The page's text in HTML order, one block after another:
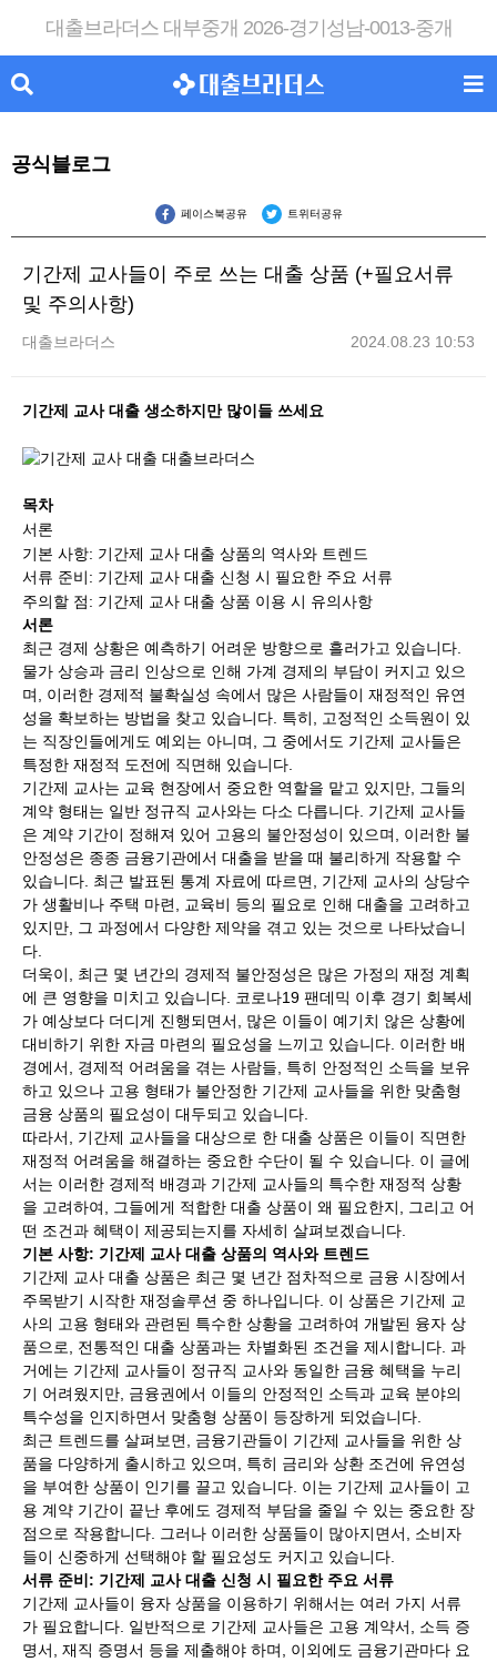
대출브라더스 대부중개 2026-경기성남-0013-중개
공식블로그
페이스북공유 트위터공유
기간제 교사들이 주로 쓰는 대출 상품 (+필요서류
및 주의사항)
대출브라더스 2024.08.23 10:53
기간제 교사 대출 생소하지만 많이들 쓰세요
목차
서론
기본 사항: 기간제 교사 대출 상품의 역사와 트렌드
서류 준비: 기간제 교사 대출 신청 시 필요한 주요 서류
주의할 점: 기간제 교사 대출 상품 이용 시 유의사항
서론
최근 경제 상황은 예측하기 어려운 방향으로 흘러가고 있습니다.
물가 상승과 금리 인상으로 인해 가계 경제의 부담이 커지고 있으
며, 이러한 경제적 불확실성 속에서 많은 사람들이 재정적인 유연
성을 확보하는 방법을 찾고 있습니다. 특히, 고정적인 소득원이 있
는 직장인들에게도 예외는 아니며, 그 중에서도 기간제 교사들은
특정한 재정적 도전에 직면해 있습니다.
기간제 교사는 교육 현장에서 중요한 역할을 맡고 있지만, 그들의
계약 형태는 일반 정규직 교사와는 다소 다릅니다. 기간제 교사들
은 계약 기간이 정해져 있어 고용의 불안정성이 있으며, 이러한 불
안정성은 종종 금융기관에서 대출을 받을 때 불리하게 작용할 수
있습니다. 최근 발표된 통계 자료에 따르면, 기간제 교사의 상당수
가 생활비나 주택 마련, 교육비 등의 필요로 인해 대출을 고려하고
있지만, 그 과정에서 다양한 제약을 겪고 있는 것으로 나타났습니
다.
더욱이, 최근 몇 년간의 경제적 불안정성은 많은 가정의 재정 계획
에 큰 영향을 미치고 있습니다. 코로나19 팬데믹 이후 경기 회복세
가 예상보다 더디게 진행되면서, 많은 이들이 예기치 않은 상황에
대비하기 위한 자금 마련의 필요성을 느끼고 있습니다. 이러한 배
경에서, 경제적 어려움을 겪는 사람들, 특히 안정적인 소득을 보유
하고 있으나 고용 형태가 불안정한 기간제 교사들을 위한 맞춤형
금융 상품의 필요성이 대두되고 있습니다.
따라서, 기간제 교사들을 대상으로 한 대출 상품은 이들이 직면한
재정적 어려움을 해결하는 중요한 수단이 될 수 있습니다. 이 글에
서는 이러한 경제적 배경과 기간제 교사들의 특수한 재정적 상황
을 고려하여, 그들에게 적합한 대출 상품이 왜 필요한지, 그리고 어
떤 조건과 혜택이 제공되는지를 자세히 살펴보겠습니다.
기본 사항: 기간제 교사 대출 상품의 역사와 트렌드
기간제 교사 대출 상품은 최근 몇 년간 점차적으로 금융 시장에서
주목받기 시작한 재정솔루션 중 하나입니다. 이 상품은 기간제 교
사의 고용 형태와 관련된 특수한 상황을 고려하여 개발된 융자 상
품으로, 전통적인 대출 상품과는 차별화된 조건을 제시합니다. 과
거에는 기간제 교사들이 정규직 교사와 동일한 금융 혜택을 누리
기 어려웠지만, 금융권에서 이들의 안정적인 소득과 교육 분야의
특수성을 인지하면서 맞춤형 상품이 등장하게 되었습니다.
최근 트렌드를 살펴보면, 금융기관들이 기간제 교사들을 위한 상
품을 다양하게 출시하고 있으며, 특히 금리와 상환 조건에 유연성
을 부여한 상품이 인기를 끌고 있습니다. 이는 기간제 교사들이 고
용 계약 기간이 끝난 후에도 경제적 부담을 줄일 수 있는 중요한 장
점으로 작용합니다. 그러나 이러한 상품들이 많아지면서, 소비자
들이 신중하게 선택해야 할 필요성도 커지고 있습니다.
서류 준비: 기간제 교사 대출 신청 시 필요한 주요 서류
기간제 교사들이 융자 상품을 이용하기 위해서는 여러 가지 서류
가 필요합니다. 일반적으로 기간제 교사들은 고용 계약서, 소득 증
명서, 재직 증명서 등을 제출해야 하며, 이외에도 금융기관마다 요